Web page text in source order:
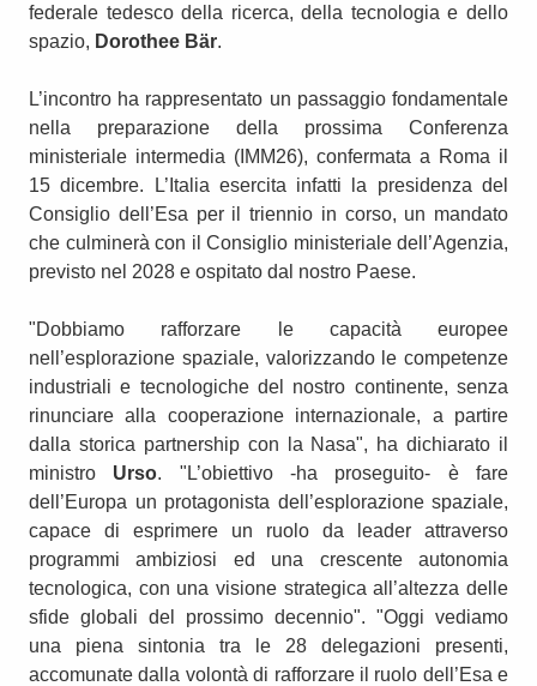
federale tedesco della ricerca, della tecnologia e dello
spazio, Dorothee Bär.
L’incontro ha rappresentato un passaggio fondamentale
nella preparazione della prossima Conferenza
ministeriale intermedia (IMM26), confermata a Roma il
15 dicembre. L’Italia esercita infatti la presidenza del
Consiglio dell’Esa per il triennio in corso, un mandato
che culminerà con il Consiglio ministeriale dell’Agenzia,
previsto nel 2028 e ospitato dal nostro Paese.
"Dobbiamo rafforzare le capacità europee
nell’esplorazione spaziale, valorizzando le competenze
industriali e tecnologiche del nostro continente, senza
rinunciare alla cooperazione internazionale, a partire
dalla storica partnership con la Nasa", ha dichiarato il
ministro Urso. "L’obiettivo -ha proseguito- è fare
dell’Europa un protagonista dell’esplorazione spaziale,
capace di esprimere un ruolo da leader attraverso
programmi ambiziosi ed una crescente autonomia
tecnologica, con una visione strategica all’altezza delle
sfide globali del prossimo decennio". "Oggi vediamo
una piena sintonia tra le 28 delegazioni presenti,
accomunate dalla volontà di rafforzare il ruolo dell’Esa e